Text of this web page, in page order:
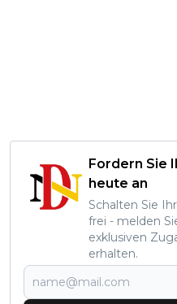
Fordern Sie
heute an
Schalten Sie
frei - melden
exklusiven
erhalten.